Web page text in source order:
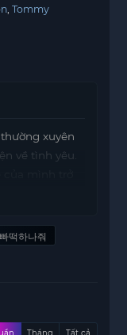
Tommy
xuyên
về tình yêu.
thoát khỏi
người yêu
không khí
떡하나줘